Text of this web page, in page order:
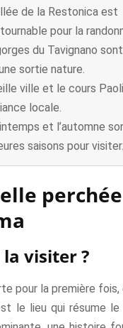
de la Restonica est
pour la
du Tavignano
sortie nature.
ville et le cours
locale.
et l’automne
saisons pour visiter.
visiter ?
pour la première
le lieu qui résume